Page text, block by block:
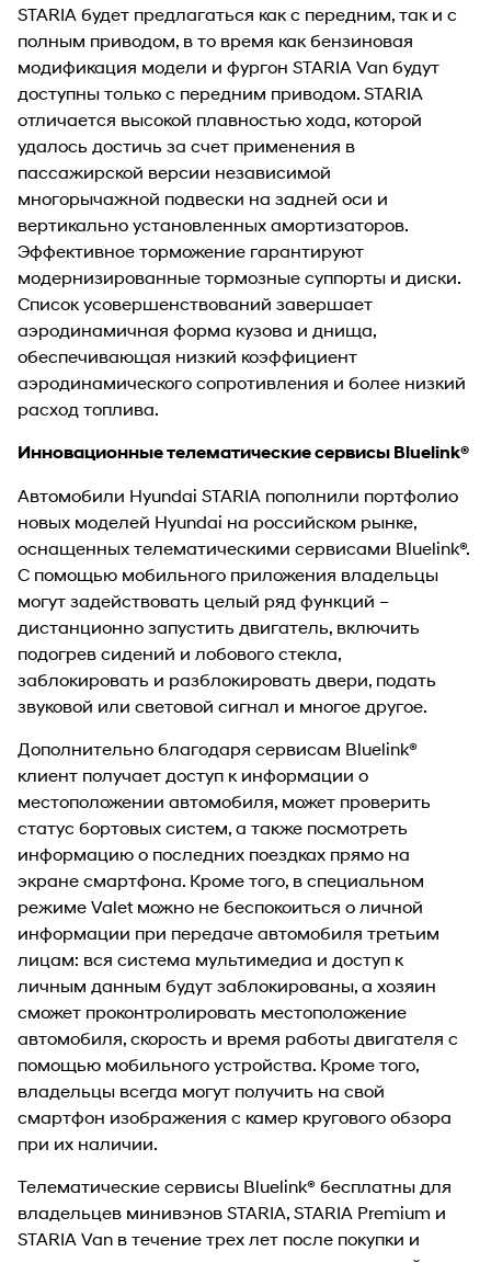
STARIA будет предлагаться как с передним, так и с
полным приводом, в то время как бензиновая
модификация модели и фургон STARIA Van будут
доступны только с передним приводом. STARIA
отличается высокой плавностью хода, которой
удалось достичь за счет применения в
пассажирской версии независимой
многорычажной подвески на задней оси и
вертикально установленных амортизаторов.
Эффективное торможение гарантируют
модернизированные тормозные суппорты и диски.
Список усовершенствований завершает
аэродинамичная форма кузова и днища,
обеспечивающая низкий коэффициент
аэродинамического сопротивления и более низкий
расход топлива.
Инновационные телематические сервисы Bluelink®
Автомобили Hyundai STARIA пополнили портфолио
новых моделей Hyundai на российском рынке,
оснащенных телематическими сервисами Bluelink®.
С помощью мобильного приложения владельцы
могут задействовать целый ряд функций –
дистанционно запустить двигатель, включить
подогрев сидений и лобового стекла,
заблокировать и разблокировать двери, подать
звуковой или световой сигнал и многое другое.
Дополнительно благодаря сервисам Bluelink®
клиент получает доступ к информации о
местоположении автомобиля, может проверить
статус бортовых систем, а также посмотреть
информацию о последних поездках прямо на
экране смартфона. Кроме того, в специальном
режиме Valet можно не беспокоиться о личной
информации при передаче автомобиля третьим
лицам: вся система мультимедиа и доступ к
личным данным будут заблокированы, а хозяин
сможет проконтролировать местоположение
автомобиля, скорость и время работы двигателя с
помощью мобильного устройства. Кроме того,
владельцы всегда могут получить на свой
смартфон изображения с камер кругового обзора
при их наличии.
Телематические сервисы Bluelink® бесплатны для
владельцев минивэнов STARIA, STARIA Premium и
STARIA Van в течение трех лет после покупки и